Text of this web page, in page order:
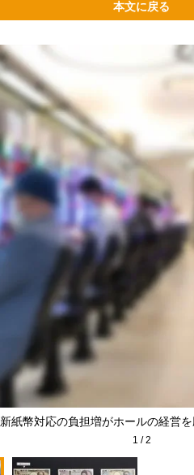
本文に戻る
新紙幣対応の負担増がホールの経営を
1 /2